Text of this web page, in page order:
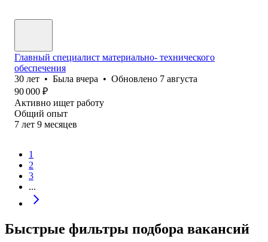
Главный специалист материально- технического
обеспечения
30 лет • Была вчера • Обновлено 7 августа
90 000 ₽
Активно ищет работу
Общий опыт
7 лет 9 месяцев
1
2
3
...
Быстрые фильтры подбора вакансий